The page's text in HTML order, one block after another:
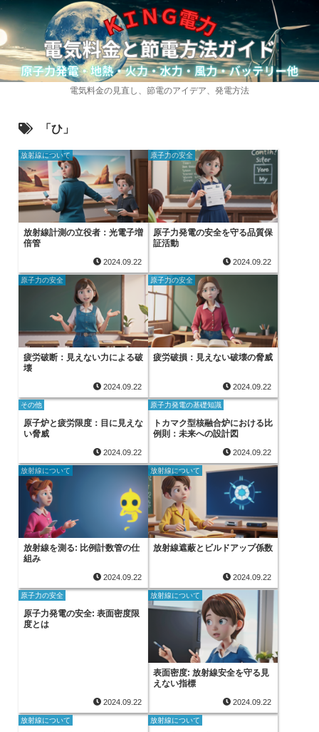
電気料金の見直し、節電のアイデア、発電方法
「ひ」
放射線について
放射線計測の立役者：光電子増
倍管
2024.09.22
原子力の安全
原子力発電の安全を守る品質保
証活動
2024.09.22
原子力の安全
疲労破断：見えない力による破
壊
2024.09.22
原子力の安全
疲労破損：見えない破壊の脅威
2024.09.22
その他
原子炉と疲労限度：目に見えな
い脅威
2024.09.22
原子力発電の基礎知識
トカマク型核融合炉における比
例則：未来への設計図
2024.09.22
放射線について
放射線を測る: 比例計数管の仕
組み
2024.09.22
放射線について
放射線遮蔽とビルドアップ係数
2024.09.22
原子力の安全
原子力発電の安全: 表面密度限
度とは
2024.09.22
放射線について
表面密度: 放射線安全を守る見
えない指標
2024.09.22
放射線について 放射線について